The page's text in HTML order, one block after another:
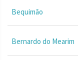
Bequimão
Bernardo do Mearim